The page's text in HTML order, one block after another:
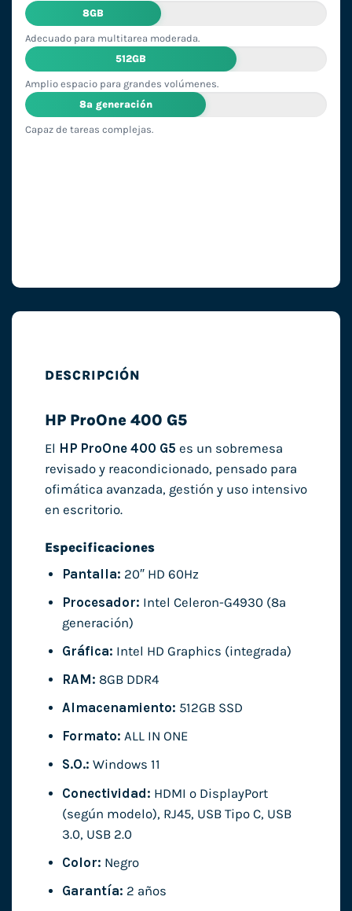
8GB
Adecuado para multitarea moderada.
512GB
Amplio espacio para grandes volúmenes.
8ª generación
Capaz de tareas complejas.
DESCRIPCIÓN
HP ProOne 400 G5
El HP ProOne 400 G5 es un sobremesa
revisado y reacondicionado, pensado para
ofimática avanzada, gestión y uso intensivo
en escritorio.
Especificaciones
Pantalla: 20″ HD 60Hz
Procesador: Intel Celeron-G4930 (8ª
generación)
Gráfica: Intel HD Graphics (integrada)
RAM: 8GB DDR4
Almacenamiento: 512GB SSD
Formato: ALL IN ONE
S.O.: Windows 11
Conectividad: HDMI o DisplayPort
(según modelo), RJ45, USB Tipo C, USB
3.0, USB 2.0
Color: Negro
Garantía: 2 años